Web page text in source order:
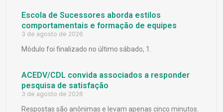
Escola de Sucessores aborda estilos
comportamentais e formação de equipes
3 de agosto de 2026
Módulo foi finalizado no último sábado, 1.
ACEDV/CDL convida associados a responder
pesquisa de satisfação
3 de agosto de 2026
Respostas são anônimas e levam apenas cinco minutos.